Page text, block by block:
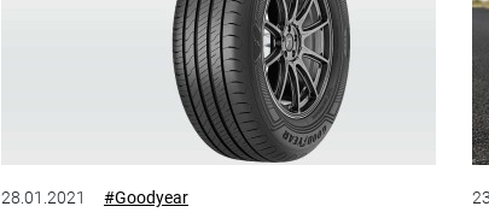
28.01.2021 #Goodyear